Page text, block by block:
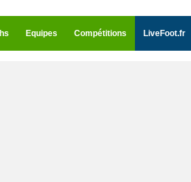
Equipes Compétitions LiveFoot.fr